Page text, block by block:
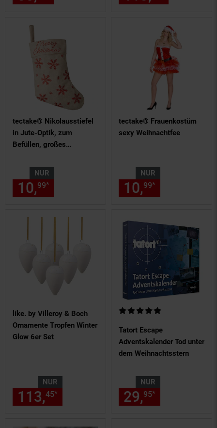
Handwärmer Mugs
tectake® Nikolausstiefel
in Jute-Optik, zum
Befüllen, großes
36,5 cm
NUR
10,99* € Sternchen
tectake® Frauenkostüm
sexy Weihnachtfee
NUR
10,99*
like. by Villeroy & Boch
Ornamente Tropfen Winter
Glow 6er Set
NUR
113,45* € Sternchen
Tatort Escape
Adventskalender Tod unter
dem Weihnachtsstern
Kundenbewertung: 5 von 5
NUR
29,95*